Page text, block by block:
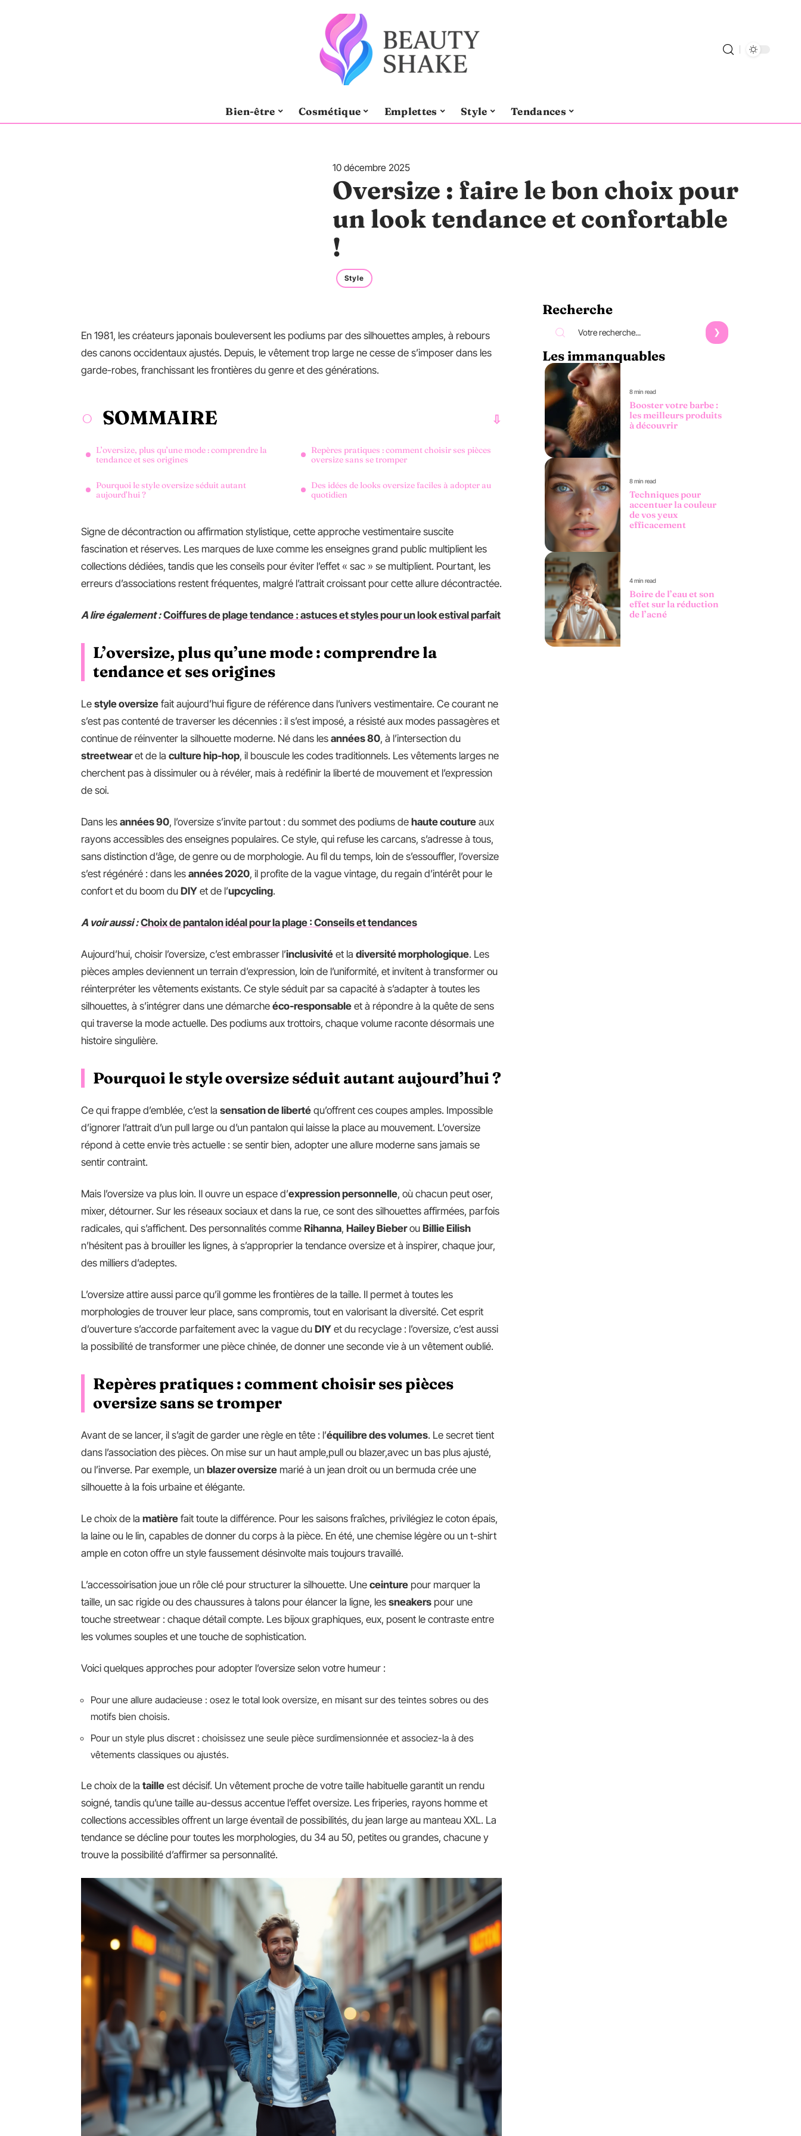
Bien-être Cosmétique Emplettes Style Tendances
10 décembre 2025
Oversize : faire le bon choix pour
un look tendance et confortable
!
Style
En 1981, les créateurs japonais bouleversent les podiums par des silhouettes amples, à rebours
des canons occidentaux ajustés. Depuis, le vêtement trop large ne cesse de s’imposer dans les
garde-robes, franchissant les frontières du genre et des générations.
SOMMAIRE
L’oversize, plus qu’une mode : comprendre la
tendance et ses origines
Pourquoi le style oversize séduit autant
aujourd’hui ?
Repères pratiques : comment choisir ses pièces
oversize sans se tromper
Des idées de looks oversize faciles à adopter au
quotidien
Signe de décontraction ou affirmation stylistique, cette approche vestimentaire suscite
fascination et réserves. Les marques de luxe comme les enseignes grand public multiplient les
collections dédiées, tandis que les conseils pour éviter l’effet « sac » se multiplient. Pourtant, les
erreurs d’associations restent fréquentes, malgré l’attrait croissant pour cette allure décontractée.
A lire également : Coiffures de plage tendance : astuces et styles pour un look estival parfait
L’oversize, plus qu’une mode : comprendre la
tendance et ses origines
Le style oversize fait aujourd’hui figure de référence dans l’univers vestimentaire. Ce courant ne
s’est pas contenté de traverser les décennies : il s’est imposé, a résisté aux modes passagères et
continue de réinventer la silhouette moderne. Né dans les années 80, à l’intersection du
streetwearet de la culture hip-hop, il bouscule les codes traditionnels. Les vêtements larges ne
cherchent pas à dissimuler ou à révéler, mais à redéfinir la liberté de mouvement et l’expression
de soi.
Dans les années 90, l’oversize s’invite partout : du sommet des podiums de haute couture aux
rayons accessibles des enseignes populaires. Ce style, qui refuse les carcans, s’adresse à tous,
sans distinction d’âge, de genre ou de morphologie. Au fil du temps, loin de s’essouffler, l’oversize
s’est régénéré : dans les années 2020, il profite de la vague vintage, du regain d’intérêt pour le
confort et du boom du DIY et de l’upcycling.
A voir aussi : Choix de pantalon idéal pour la plage : Conseils et tendances
Aujourd’hui, choisir l’oversize, c’est embrasser l’inclusivité et la diversité morphologique. Les
pièces amples deviennent un terrain d’expression, loin de l’uniformité, et invitent à transformer ou
réinterpréter les vêtements existants. Ce style séduit par sa capacité à s’adapter à toutes les
silhouettes, à s’intégrer dans une démarche éco-responsable et à répondre à la quête de sens
qui traverse la mode actuelle. Des podiums aux trottoirs, chaque volume raconte désormais une
histoire singulière.
Pourquoi le style oversize séduit autant aujourd’hui ?
Ce qui frappe d’emblée, c’est la sensation de liberté qu’offrent ces coupes amples. Impossible
d’ignorer l’attrait d’un pull large ou d’un pantalon qui laisse la place au mouvement. L’oversize
répond à cette envie très actuelle : se sentir bien, adopter une allure moderne sans jamais se
sentir contraint.
Mais l’oversize va plus loin. Il ouvre un espace d’expression personnelle, où chacun peut oser,
mixer, détourner. Sur les réseaux sociaux et dans la rue, ce sont des silhouettes affirmées, parfois
radicales, qui s’affichent. Des personnalités comme Rihanna, Hailey Bieberou Billie Eilish
n’hésitent pas à brouiller les lignes, à s’approprier la tendance oversize et à inspirer, chaque jour,
des milliers d’adeptes.
L’oversize attire aussi parce qu’il gomme les frontières de la taille. Il permet à toutes les
morphologies de trouver leur place, sans compromis, tout en valorisant la diversité. Cet esprit
d’ouverture s’accorde parfaitement avec la vague du DIY et du recyclage : l’oversize, c’est aussi
la possibilité de transformer une pièce chinée, de donner une seconde vie à un vêtement oublié.
Repères pratiques : comment choisir ses pièces
oversize sans se tromper
Avant de se lancer, il s’agit de garder une règle en tête : l’équilibre des volumes. Le secret tient
dans l’association des pièces. On mise sur un haut ample,pull ou blazer,avec un bas plus ajusté,
ou l’inverse. Par exemple, un blazer oversize marié à un jean droit ou un bermuda crée une
silhouette à la fois urbaine et élégante.
Le choix de la matière fait toute la différence. Pour les saisons fraîches, privilégiez le coton épais,
la laine ou le lin, capables de donner du corps à la pièce. En été, une chemise légère ou un t-shirt
ample en coton offre un style faussement désinvolte mais toujours travaillé.
L’accessoirisation joue un rôle clé pour structurer la silhouette. Une ceinture pour marquer la
taille, un sac rigide ou des chaussures à talons pour élancer la ligne, les sneakers pour une
touche streetwear : chaque détail compte. Les bijoux graphiques, eux, posent le contraste entre
les volumes souples et une touche de sophistication.
Voici quelques approches pour adopter l’oversize selon votre humeur :
Pour une allure audacieuse : osez le total look oversize, en misant sur des teintes sobres ou des
motifs bien choisis.
Pour un style plus discret : choisissez une seule pièce surdimensionnée et associez-la à des
vêtements classiques ou ajustés.
Le choix de la taille est décisif. Un vêtement proche de votre taille habituelle garantit un rendu
soigné, tandis qu’une taille au-dessus accentue l’effet oversize. Les friperies, rayons homme et
collections accessibles offrent un large éventail de possibilités, du jean large au manteau XXL. La
tendance se décline pour toutes les morphologies, du 34 au 50, petites ou grandes, chacune y
trouve la possibilité d’affirmer sa personnalité.
Recherche
Les immanquables
8 min read
Booster votre barbe :
les meilleurs produits
à découvrir
8 min read
Techniques pour
accentuer la couleur
de vos yeux
efficacement
4 min read
Boire de l’eau et son
effet sur la réduction
de l’acné